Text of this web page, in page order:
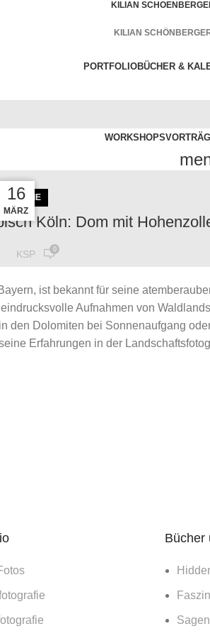
KILIAN
KILIAN
PORTFOLIOBÜCHER &
WORKSHOPS
04
APR.
Köln: Dom mit
KSP 0
kommt man nicht umhin sich auch
auseina...
reading
28
FEB.
16
MÄRZ
ist bekannt für seine
Aufnahmen von
den Dolomiten bei Sonnenaufgang
Erfahrungen in der
Bücher